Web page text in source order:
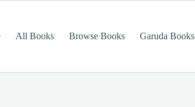
All Books Browse Books Garuda Books